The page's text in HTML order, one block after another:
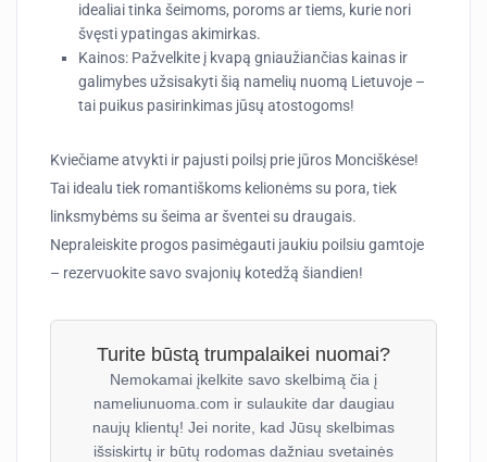
idealiai tinka šeimoms, poroms ar tiems, kurie nori
švęsti ypatingas akimirkas.
Kainos: Pažvelkite į kvapą gniaužiančias kainas ir
galimybes užsisakyti šią namelių nuomą Lietuvoje –
tai puikus pasirinkimas jūsų atostogoms!
Kviečiame atvykti ir pajusti poilsį prie jūros Monciškėse!
Tai idealu tiek romantiškoms kelionėms su pora, tiek
linksmybėms su šeima ar šventei su draugais.
Nepraleiskite progos pasimėgauti jaukiu poilsiu gamtoje
– rezervuokite savo svajonių kotedžą šiandien!
Turite būstą trumpalaikei nuomai?
Nemokamai įkelkite savo skelbimą čia į
nameliunuoma.com ir sulaukite dar daugiau
naujų klientų! Jei norite, kad Jūsų skelbimas
išsiskirtų ir būtų rodomas dažniau svetainės